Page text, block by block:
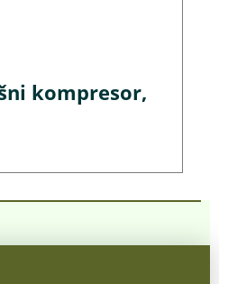
kompresor,